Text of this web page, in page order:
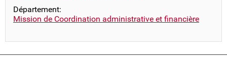
Département:
Mission de Coordination administrative et financière